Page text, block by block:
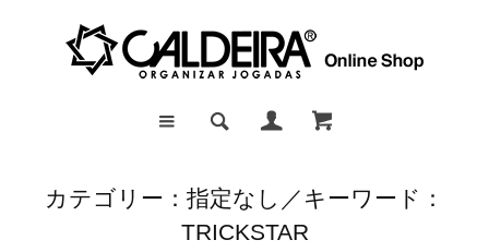
カテゴリー：指定なし／キーワード：
TRICKSTAR